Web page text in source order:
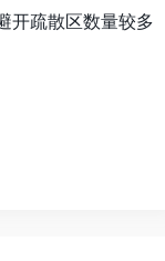
开疏散区数量较多